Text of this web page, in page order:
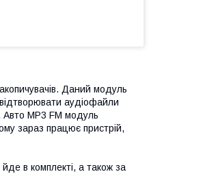
Даний модуль
аудіофайли
Авто MP3 FM модуль
зараз працює пристрій,
в комплекті, а також за